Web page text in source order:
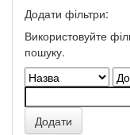
Додати фільтри:
Використовуйте
пошуку.